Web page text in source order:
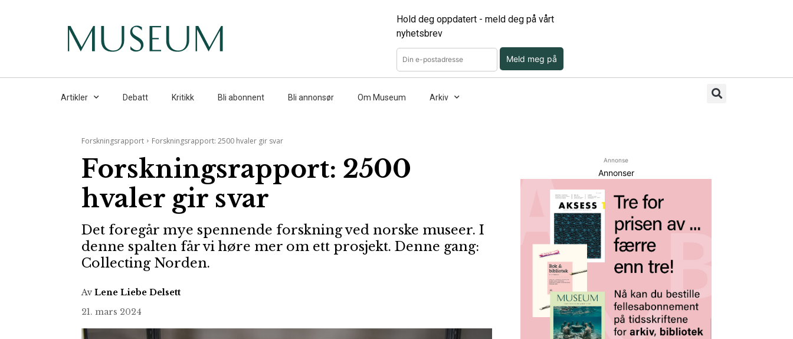
Hold deg oppdatert - meld deg på vårt
nyhetsbrev
Meld meg på
Artikler Debatt Kritikk Bli abonnent Bli annonsør Om Museum Arkiv
Forskningsrapport Forskningsrapport: 2500 hvaler gir svar
Forskningsrapport: 2500
hvaler gir svar
Det foregår mye spennende forskning ved norske museer. I
denne spalten får vi høre mer om ett prosjekt. Denne gang:
Collecting Norden.
Av Lene Liebe Delsett
21. mars 2024
Annonse
Annonser